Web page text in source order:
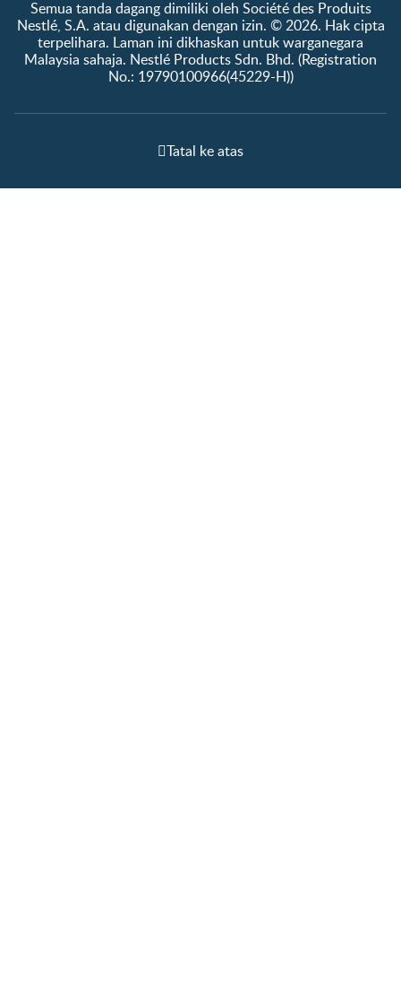
Semua tanda dagang dimiliki oleh Société des Produits
Nestlé, S.A. atau digunakan dengan izin. © 2026. Hak cipta
terpelihara. Laman ini dikhaskan untuk warganegara
Malaysia sahaja. Nestlé Products Sdn. Bhd. (Registration
No.: 19790100966(45229-H))
Tatal ke atas